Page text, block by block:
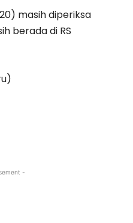
masih diperiksa
berada di RS
-